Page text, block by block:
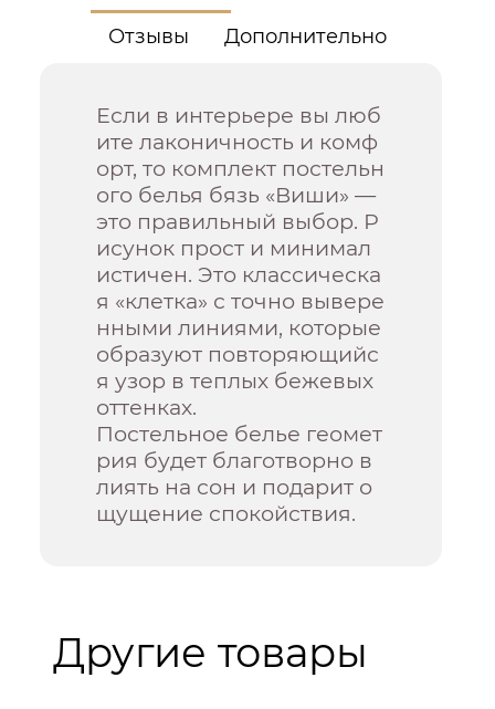
Отзывы Дополнительно
Если в интерьере вы люб
ите лаконичность и комф
орт, то комплект постельн
ого белья бязь «Виши» —
это правильный выбор. Р
исунок прост и минимал
истичен. Это классическа
я «клетка» с точно вывере
нными линиями, которые
образуют повторяющийс
я узор в теплых бежевых
оттенках.
Постельное белье геомет
рия будет благотворно в
лиять на сон и подарит о
щущение спокойствия.
Другие товары